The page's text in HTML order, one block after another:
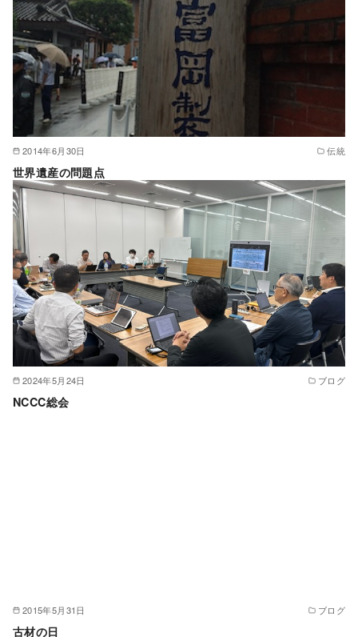
2014年6月30日 伝統
世界遺産の問題点
2024年5月24日 ブログ
NCCC総会
2015年5月31日 ブログ
古材の日